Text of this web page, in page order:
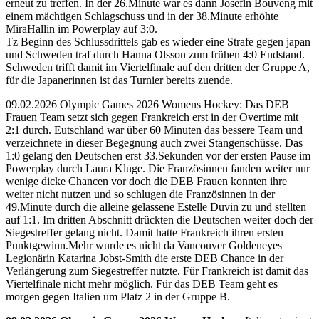
erneut zu treffen. In der 26.Minute war es dann Josefin Bouveng mit
einem mächtigen Schlagschuss und in der 38.Minute erhöhte
MiraHallin im Powerplay auf 3:0.
Tz Beginn des Schlussdrittels gab es wieder eine Strafe gegen japan
und Schweden traf durch Hanna Olsson zum frühen 4:0 Endstand.
Schweden trifft damit im Viertelfinale auf den dritten der Gruppe A,
für die Japanerinnen ist das Turnier bereits zuende.
09.02.2026 Olympic Games 2026 Womens Hockey: Das DEB
Frauen Team setzt sich gegen Frankreich erst in der Overtime mit
2:1 durch. Eutschland war über 60 Minuten das bessere Team und
verzeichnete in dieser Begegnung auch zwei Stangenschüsse. Das
1:0 gelang den Deutschen erst 33.Sekunden vor der ersten Pause im
Powerplay durch Laura Kluge. Die Französinnen fanden weiter nur
wenige dicke Chancen vor doch die DEB Frauen konnten ihre
weiter nicht nutzen und so schlugen die Französinnen in der
49.Minute durch die alleine gelassene Estelle Duvin zu und stellten
auf 1:1. Im dritten Abschnitt drückten die Deutschen weiter doch der
Siegestreffer gelang nicht. Damit hatte Frankreich ihren ersten
Punktgewinn.Mehr wurde es nicht da Vancouver Goldeneyes
Legionärin Katarina Jobst-Smith die erste DEB Chance in der
Verlängerung zum Siegestreffer nutzte. Für Frankreich ist damit das
Viertelfinale nicht mehr möglich. Für das DEB Team geht es
morgen gegen Italien um Platz 2 in der Gruppe B.